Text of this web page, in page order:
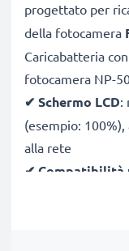
progettato per
della fotocamera
Caricabatteria
fotocamera NP-
✔ Schermo LCD:
(esempio:
alla rete
✔ Compatibilità
flessibile,